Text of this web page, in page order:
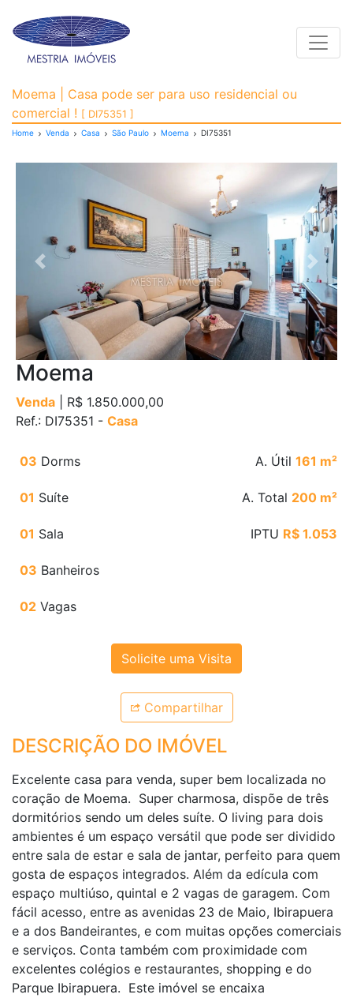
Casa para Venda,
Moema | Casa pode ser para uso residencial ou
comercial ! [ DI75351 ]
Home Venda Casa São Paulo Moema DI75351
Previous Next
Moema
Venda | R$ 1.850.000,00
Ref.: DI75351 - Casa
03 Dorms
01 Suíte
01 Sala
03 Banheiros
02 Vagas
A. Útil 161 m²
A. Total 200 m²
IPTU R$ 1.053
Solicite uma Visita
Compartilhar
DESCRIÇÃO DO IMÓVEL
Excelente casa para venda, super bem localizada no
coração de Moema. Super charmosa, dispõe de três
dormitórios sendo um deles suíte. O living para dois
ambientes é um espaço versátil que pode ser dividido
entre sala de estar e sala de jantar, perfeito para quem
gosta de espaços integrados. Além da edícula com
espaço multiúso, quintal e 2 vagas de garagem. Com
fácil acesso, entre as avenidas 23 de Maio, Ibirapuera
e a dos Bandeirantes, e com muitas opções comerciais
e serviços. Conta também com proximidade com
excelentes colégios e restaurantes, shopping e do
Parque Ibirapuera. Este imóvel se encaixa